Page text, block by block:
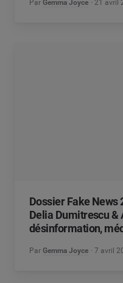
Par Gemma Joyce 21 avril
Dossier Fake News
Delia Dumitrescu &
désinformation,
Par Gemma Joyce 7 avril